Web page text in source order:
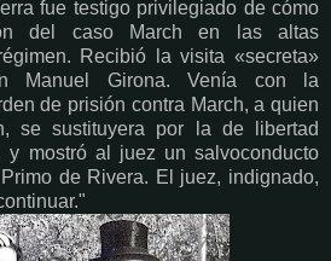
fue testigo privilegiado de cómo
del caso March en las altas
Recibió la visita «secreta»
Manuel Girona. Venía con la
de prisión contra March, a quien
se sustituyera por la de libertad
y mostró al juez un salvoconducto
de Rivera. El juez, indignado,